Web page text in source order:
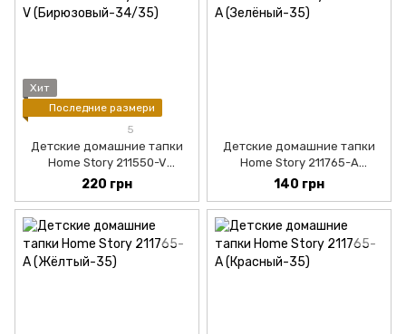
Хит
Последние размери
5
Детские домашние тапки
Home Story 211550-V
(Бирюзовый-34/35)
220 грн
Детские домашние тапки
Home Story 211765-A
(Зелёный-34)
140 грн